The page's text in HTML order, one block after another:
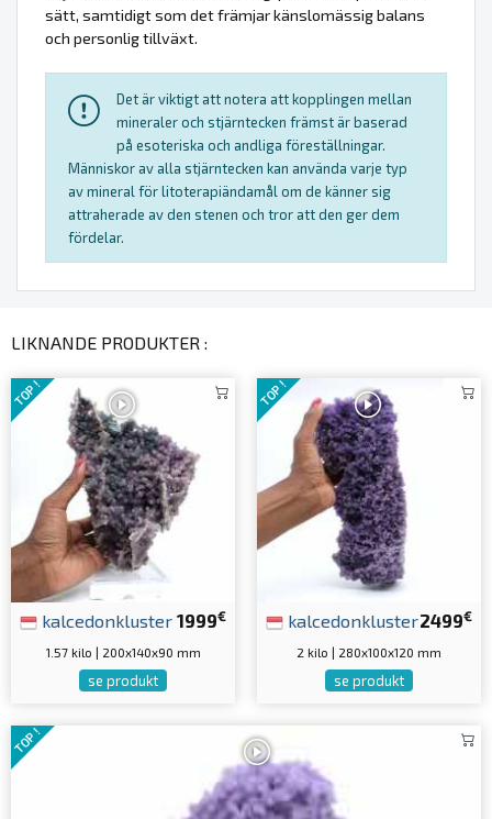
sätt, samtidigt som det främjar känslomässig balans
och personlig tillväxt.
Det är viktigt att notera att kopplingen mellan
mineraler och stjärntecken främst är baserad
på esoteriska och andliga föreställningar.
Människor av alla stjärntecken kan använda varje typ
av mineral för litoterapiändamål om de känner sig
attraherade av den stenen och tror att den ger dem
fördelar.
LIKNANDE PRODUKTER :
TOP !
1999€
kalcedonkluster
1.57 kilo | 200x140x90 mm
se produkt
TOP !
2499€
kalcedonkluster
2 kilo | 280x100x120 mm
se produkt
TOP !